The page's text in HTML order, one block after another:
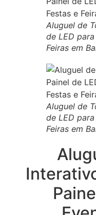
Aluguel de
de LED
Feiras em
Aluguel de
de LED
Feiras em